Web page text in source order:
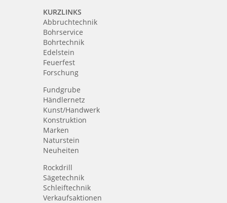
KURZLINKS
Abbruchtechnik
Bohrservice
Bohrtechnik
Edelstein
Feuerfest
Forschung
Fundgrube
Händlernetz
Kunst/Handwerk
Konstruktion
Marken
Naturstein
Neuheiten
Rockdrill
Sägetechnik
Schleiftechnik
Verkaufsaktionen